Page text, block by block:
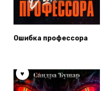
Ошибка профессора